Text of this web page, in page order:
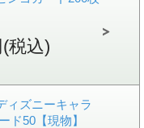
税込)
ィズニーキャラ
ド50【現物】